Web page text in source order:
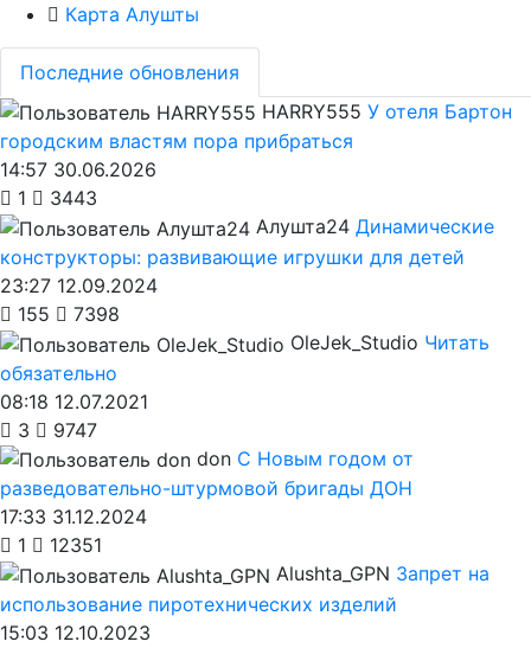
Карта Алушты
Последние обновления
HARRY555 У отеля Бартон
городским властям пора прибраться
14:57 30.06.2026
1
3443
Алушта24 Динамические
конструкторы: развивающие игрушки для детей
23:27 12.09.2024
155
7398
OleJek_Studio Читать
обязательно
08:18 12.07.2021
3
9747
don С Новым годом от
разведовательно-штурмовой бригады ДОН
17:33 31.12.2024
1
12351
Alushta_GPN Запрет на
использование пиротехнических изделий
15:03 12.10.2023